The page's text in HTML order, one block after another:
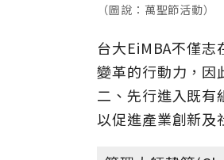
（圖說：萬聖節活動）
台大EiMBA不僅
變革的行動力，因
二、先行進入既有
以促進產業創新及